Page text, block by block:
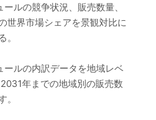
ルの競争状況、販売数量、
世界市場シェアを景観対比に
。
ルの内訳データを地域レベ
年までの地域別の販売数
。